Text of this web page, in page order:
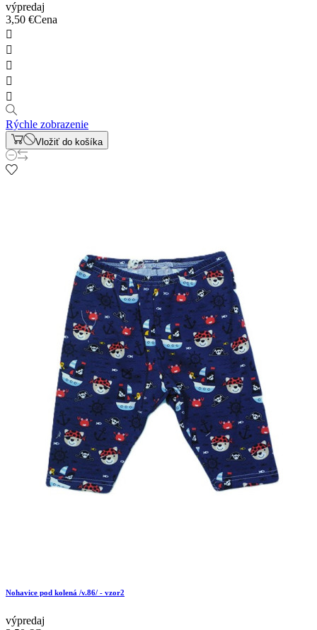
výpredaj
3,50 €Cena





Rýchle zobrazenie
Vložiť do košíka
Nohavice pod kolená /v.86/ - vzor2
výpredaj